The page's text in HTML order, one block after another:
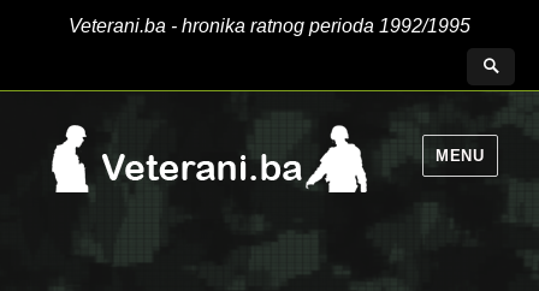
Veterani.ba - hronika ratnog perioda 1992/1995
MENU